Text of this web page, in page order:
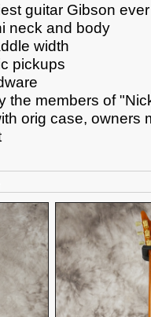
guitar Gibson
neck and body
width
pickups
the members of
orig case, owners